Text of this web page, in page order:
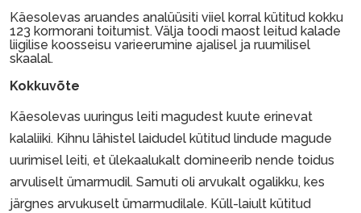
Käesolevas aruandes analüüsiti viiel korral kütitud kokku
123 kormorani toitumist. Välja toodi maost leitud kalade
liigilise koosseisu varieerumine ajalisel ja ruumilisel
skaalal.
Kokkuvõte
Käesolevas uuringus leiti magudest kuute erinevat
kalaliiki. Kihnu lähistel laidudel kütitud lindude magude
uurimisel leiti, et ülekaalukalt domineerib nende toidus
arvuliselt ümarmudil. Samuti oli arvukalt ogalikku, kes
järgnes arvukuselt ümarmudilale. Küll-laiult kütitud